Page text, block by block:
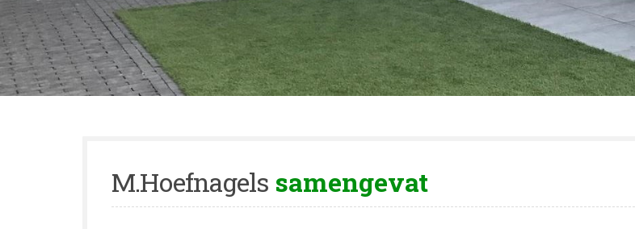
M.Hoefnagels samengevat